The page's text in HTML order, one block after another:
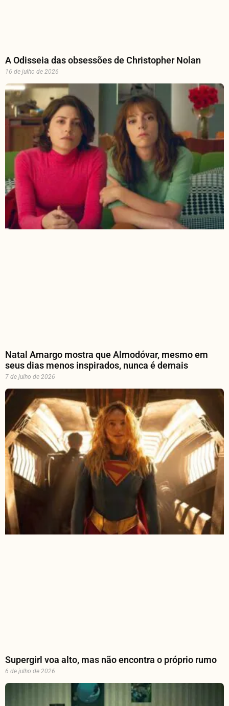
A Odisseia das obsessões de Christopher Nolan
16 de julho de 2026
Natal Amargo mostra que Almodóvar, mesmo em
seus dias menos inspirados, nunca é demais
7 de julho de 2026
Supergirl voa alto, mas não encontra o próprio rumo
6 de julho de 2026